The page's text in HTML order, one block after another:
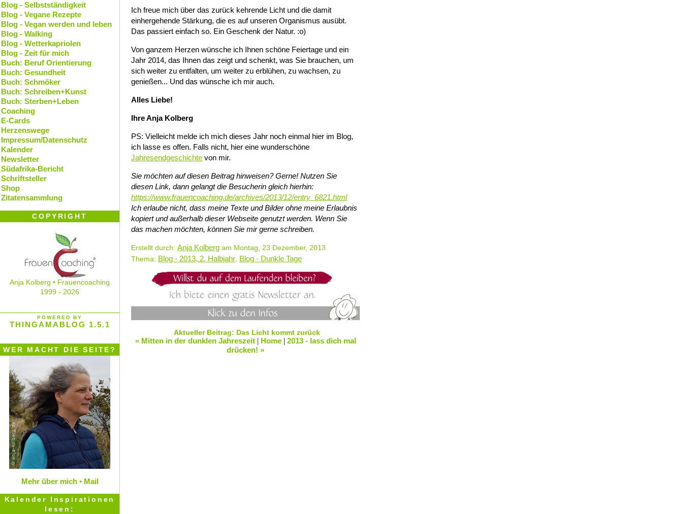
Ich freue mich über das zurück kehrende Licht und die damit
einhergehende Stärkung, die es auf unseren Organismus ausübt.
Das passiert einfach so. Ein Geschenk der Natur. :o)
Von ganzem Herzen wünsche ich Ihnen schöne Feiertage und ein
Jahr 2014, das Ihnen das zeigt und schenkt, was Sie brauchen, um
sich weiter zu entfalten, um weiter zu erblühen, zu wachsen, zu
genießen... Und das wünsche ich mir auch.
Alles Liebe!
Ihre Anja Kolberg
PS: Vielleicht melde ich mich dieses Jahr noch einmal hier im Blog,
ich lasse es offen. Falls nicht, hier eine wunderschöne
Jahresendgeschichte von mir.
Sie möchten auf diesen Beitrag hinweisen? Gerne! Nutzen Sie
diesen Link, dann gelangt die Besucherin gleich hierhin:
https://www.frauencoaching.de/archives/2013/12/entry_6821.html
Ich erlaube nicht, dass meine Texte und Bilder ohne meine Erlaubnis
kopiert und außerhalb dieser Webseite genutzt werden. Wenn Sie
das machen möchten, können Sie mir gerne schreiben.
Erstellt durch: Anja Kolberg am Montag, 23 Dezember, 2013
Thema: Blog - 2013, 2. Halbjahr Blog - Dunkle Tage
Aktueller Beitrag: Das Licht kommt zurück
« Mitten in der dunklen Jahreszeit| Home| 2013 - lass dich mal
drücken! »
Blog - Selbstständigkeit
Blog - Vegane Rezepte
Blog - Vegan werden und leben
Blog - Walking
Blog - Wetterkapriolen
Blog - Zeit für mich
Buch: Beruf Orientierung
Buch: Gesundheit
Buch: Schmöker
Buch: Schreiben+Kunst
Buch: Sterben+Leben
Coaching
E-Cards
Herzenswege
Impressum/Datenschutz
Kalender
Newsletter
Südafrika-Bericht
Schriftsteller
Shop
Zitatensammlung
COPYRIGHT
Anja Kolberg • Frauencoaching
1999 - 2026
POWERED BY
THINGAMABLOG 1.5.1
WER MACHT DIE SEITE?
Mehr über mich • Mail
Kalender Inspirationen
lesen: